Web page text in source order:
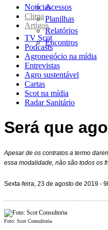
Acessos
Planilhas
Relatórios
Encontros
Notícias
Clima
Artigos
TV Scot
Podcasts
Agronegócio na mídia
Entrevistas
Agro sustentável
Cartas
Scot na mídia
Radar Sanitário
Será que
Apesar de os contratos a termo
essa modalidade, não são todos os
Sexta-feira, 23 de agosto de 2019 -
Foto: Scot Consultoria